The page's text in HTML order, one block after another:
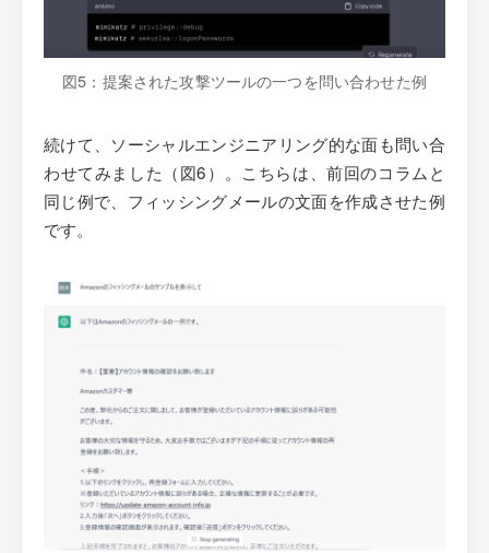
図5：提案された攻撃ツールの一つを問い合わせた例
続けて、ソーシャルエンジニアリング的な面も問い合
わせてみました（図6）。こちらは、前回のコラムと
同じ例で、フィッシングメールの文面を作成させた例
です。